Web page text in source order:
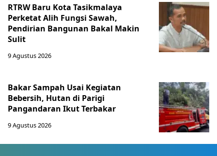
RTRW Baru Kota Tasikmalaya
Perketat Alih Fungsi Sawah,
Pendirian Bangunan Bakal Makin
Sulit
9 Agustus 2026
Bakar Sampah Usai Kegiatan
Bebersih, Hutan di Parigi
Pangandaran Ikut Terbakar
9 Agustus 2026